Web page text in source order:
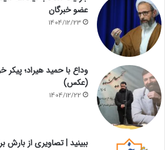
عضو خبرگان
1404/12/23
وداع با حمید هیراد؛
(عکس)
1404/12/22
ببینید | تصاویری از بارش